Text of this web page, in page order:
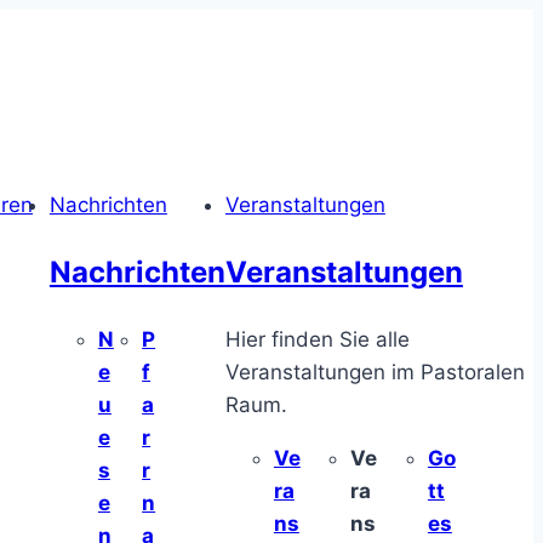
Nachrichten
Nachrichten
N
e
u
e
s
e
n
P
f
a
r
r
n
a
Veranstaltungen
Veranstaltungen
Hier finden Sie alle
Veranstaltungen im Pastoralen
Raum.
Ve
ra
ns
Ve
ra
ns
Go
tt
es